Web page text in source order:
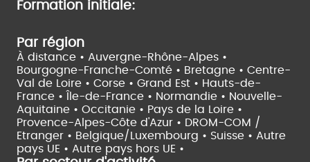
Formation initiale:
Par région
À distance • Auvergne-Rhône-Alpes •
Bourgogne-Franche-Comté • Bretagne • Centre-
Val de Loire • Corse • Grand Est • Hauts-de-
France •
Île-de-France • Normandie • Nouvelle-
Aquitaine • Occitanie • Pays de la Loire •
Provence-Alpes-Côte d'Azur • DROM-COM /
Etranger • Belgique/Luxembourg • Suisse • Autre
pays UE • Autre pays hors UE •